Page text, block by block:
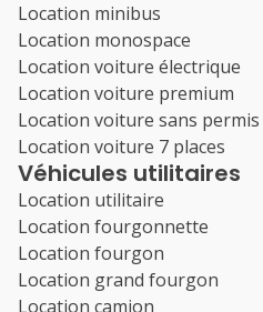
Location minibus
Location monospace
Location voiture électrique
Location voiture premium
Location voiture sans permis
Location voiture 7 places
Véhicules utilitaires
Location utilitaire
Location fourgonnette
Location fourgon
Location grand fourgon
Location camion